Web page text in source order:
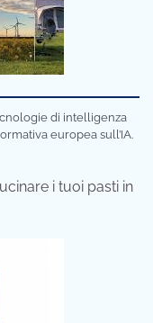
di intelligenza
europea sull’IA.
i tuoi pasti in